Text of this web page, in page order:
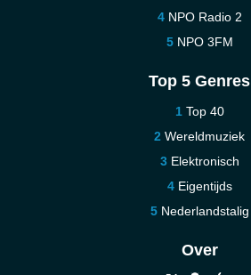
NPO Radio 2
NPO 3FM
Top 5 Genres
Top 40
Wereldmuziek
Elektronisch
Eigentijds
Nederlandstalig
Over